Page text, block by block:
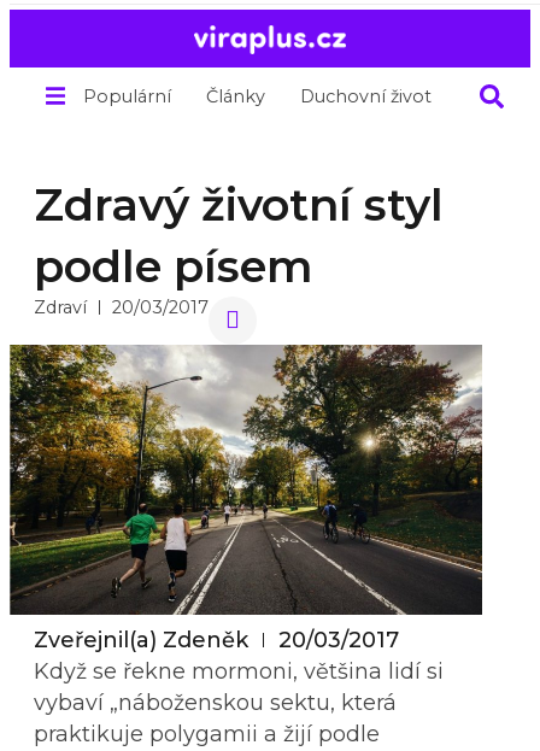
Populární Články Duchovní život O nás
Zdravý životní styl
podle písem
Zdraví 20/03/2017
Zveřejnil(a) Zdeněk
20/03/2017
Když se řekne mormoni, většina lidí si
vybaví „náboženskou sektu, která
praktikuje polygamii a žijí podle